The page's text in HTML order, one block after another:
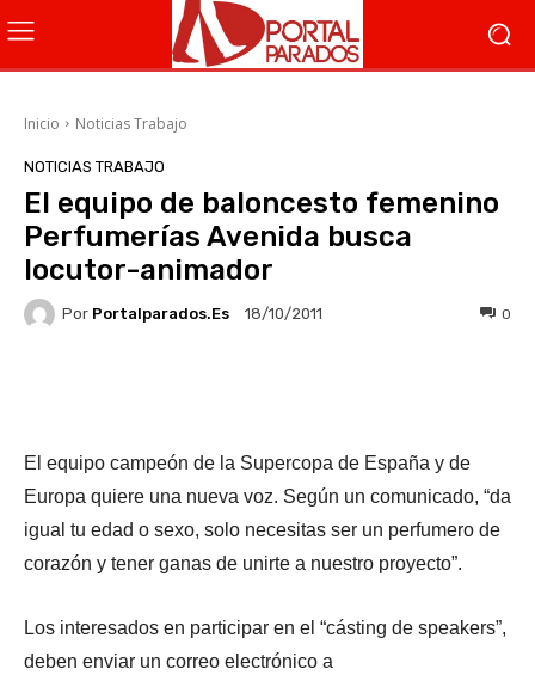
Inicio Noticias Trabajo
NOTICIAS TRABAJO
El equipo de baloncesto femenino
Perfumerías Avenida busca
locutor-animador
Por Portalparados.es 18/10/2011 0
El equipo campeón de la Supercopa de España y de
Europa quiere una nueva voz. Según un comunicado, “da
igual tu edad o sexo, solo necesitas ser un perfumero de
corazón y tener ganas de unirte a nuestro proyecto”.
Los interesados en participar en el “cásting de speakers”,
deben enviar un correo electrónico a